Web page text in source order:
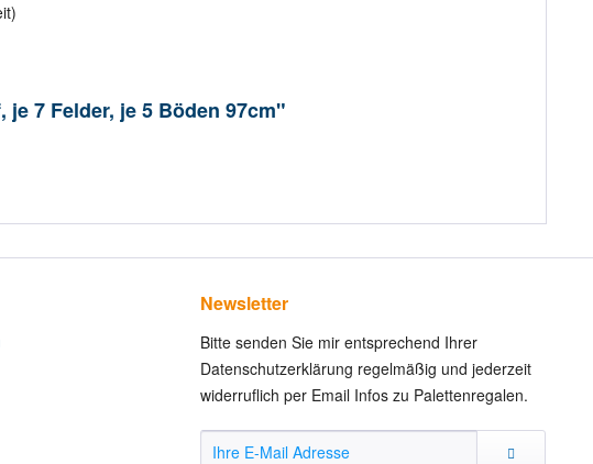
je 7 Felder, je 5 Böden 97cm"
Newsletter
Bitte senden Sie mir entsprechend Ihrer
Datenschutzerklärung regelmäßig und jederzeit
widerruflich per Email Infos zu Palettenregalen.